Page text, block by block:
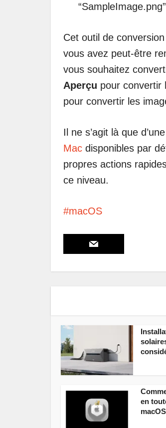
Cet outil de
vous avez peut-être
vous souhaitez
Aperçu pour convertir
pour convertir les
Il ne s’agit là que
Mac disponibles par
propres actions
ce niveau.
macOS
en